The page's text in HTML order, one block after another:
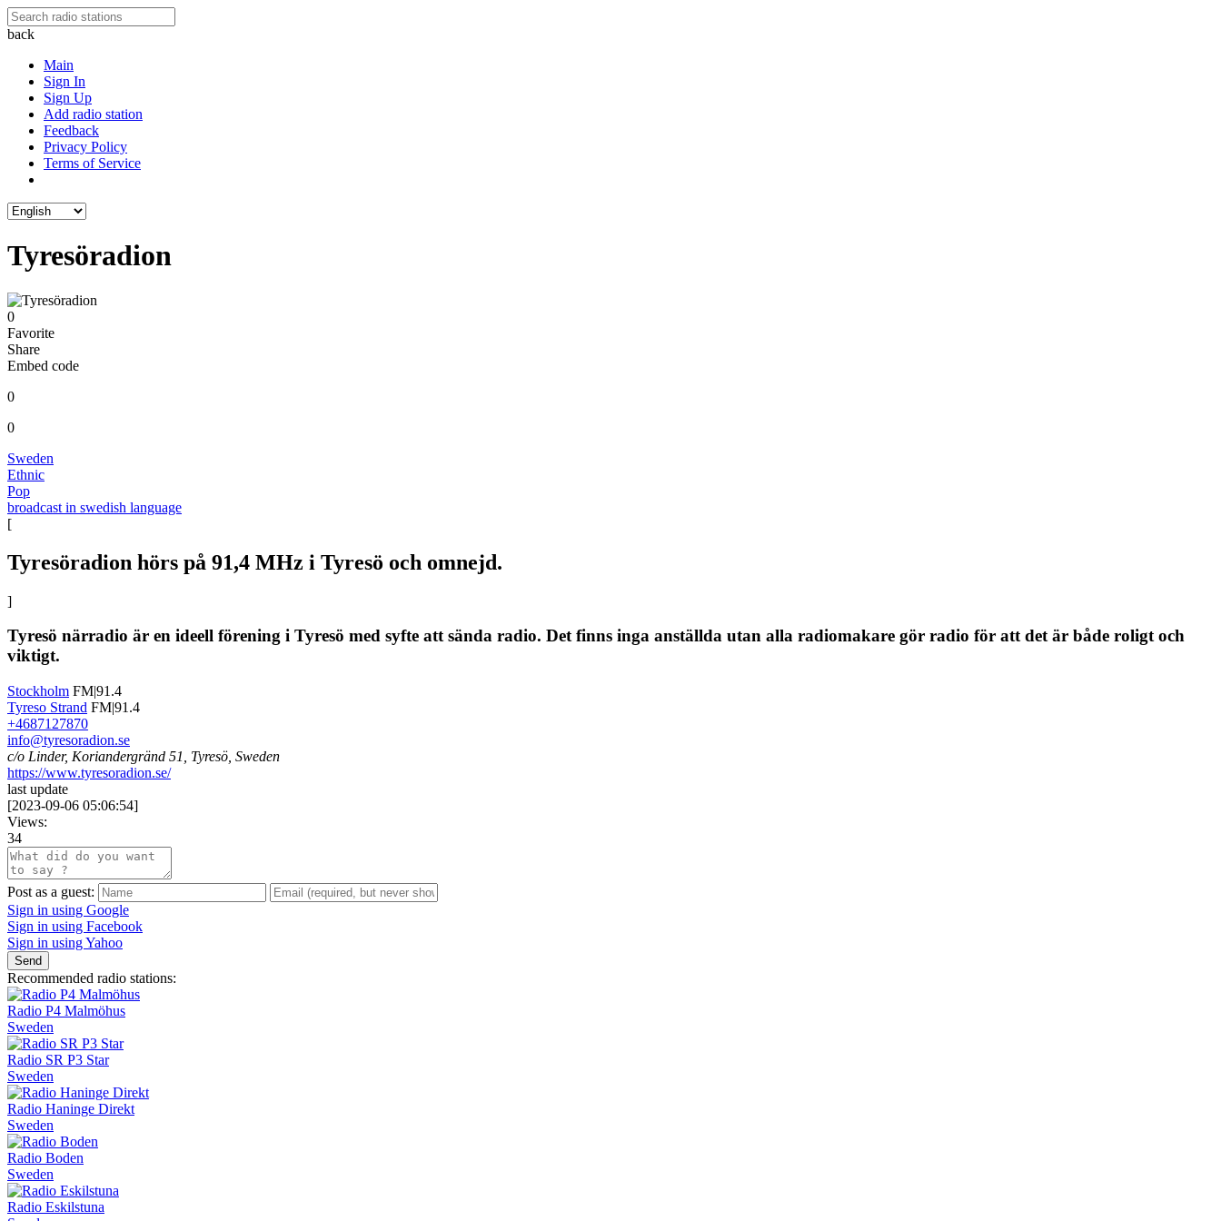
back
Main
Sign In
Sign Up
Add radio station
Feedback
Privacy Policy
Terms of Service
Tyresöradion
0
Favorite
Share
Embed code
0
0
Sweden
Ethnic
Pop
broadcast in swedish language
[
Tyresöradion hörs på 91,4 MHz i Tyresö och omnejd.
]
Tyresö närradio är en ideell förening i Tyresö med syfte att sända radio. Det finns inga anställda utan alla radiomakare gör radio för att det är både roligt och
viktigt.
Stockholm FM|91.4
Tyreso Strand FM|91.4
+4687127870
info@tyresoradion.se
c/o Linder, Koriandergränd 51, Tyresö, Sweden
https://www.tyresoradion.se/
last update
[2023-09-06 05:06:54]
Views:
34
Post as a guest:
Sign in using Google
Sign in using Facebook
Sign in using Yahoo
Send
Recommended radio stations:
Radio P4 Malmöhus
Sweden
Radio SR P3 Star
Sweden
Radio Haninge Direkt
Sweden
Radio Boden
Sweden
Radio Eskilstuna